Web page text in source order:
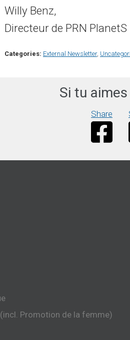
Willy Benz,
Directeur de PRN PlanetS
Categories: External Newsletter,
Si tu
Share
Promotion de la femme)